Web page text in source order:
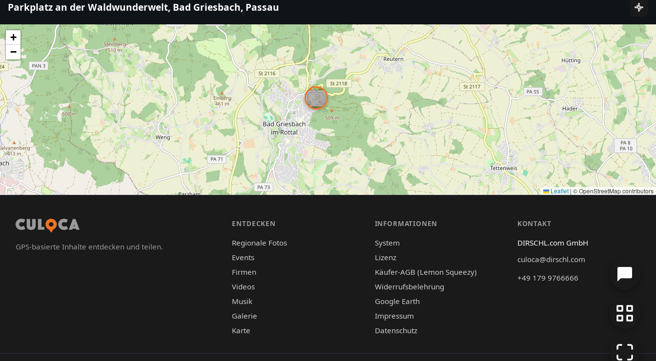
Parkplatz an der Waldwunderwelt, Bad Griesbach, Passau
+
−
Leaflet | © OpenStreetMap contributors
GPS-basierte Inhalte entdecken und teilen.
ENTDECKEN
Regionale Fotos
Events
Firmen
Videos
Musik
Galerie
Karte
INFORMATIONEN
System
Lizenz
Käufer-AGB (Lemon Squeezy)
Widerrufsbelehrung
Google Earth
Impressum
Datenschutz
KONTAKT
DIRSCHL.com GmbH
culoca@dirschl.com
+49 179 9766666